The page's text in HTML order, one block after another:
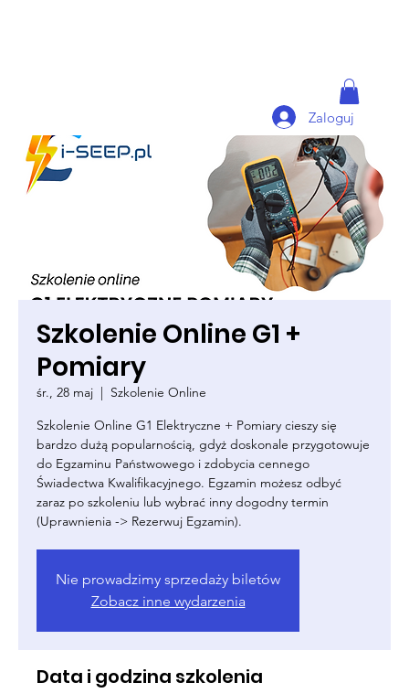
Zaloguj
Szkolenie Online G1 +
Pomiary
śr., 28 maj
  |
Szkolenie Online
Szkolenie Online G1 Elektryczne + Pomiary cieszy się
bardzo dużą popularnością, gdyż doskonale przygotowuje
do Egzaminu Państwowego i zdobycia cennego
Świadectwa Kwalifikacyjnego. Egzamin możesz odbyć
zaraz po szkoleniu lub wybrać inny dogodny termin
(Uprawnienia -> Rezerwuj Egzamin).
Nie prowadzimy sprzedaży biletów
Zobacz inne wydarzenia
Data i godzina szkolenia